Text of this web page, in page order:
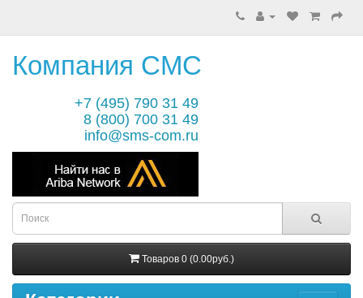
Компания СМС
+7 (495) 790 31 49
8 (800) 700 31 49
info@sms-com.ru
Товаров 0 (0.00руб.)